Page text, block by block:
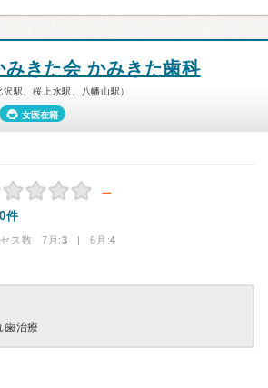
みきた会 かみきた歯科
駅、桜上水駅、八幡山駅）
女医在籍
－
0件
セス数 7月:3 | 6月:4
歯治療